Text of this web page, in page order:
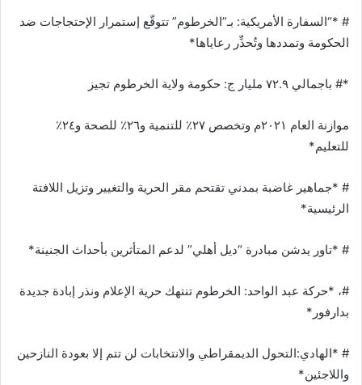
# *“السفارة الأمريكية: بـ”الخرطوم” تتوقّع إستمرار الإحتجاجات ضد
الحكومة وتمددها وتُحذِّر رعاياها*
*# باجمالي ٧٢.٩ مليار ج: حكومة ولاية الخرطوم تجيز
موازنة العام ٢٠٢١م وتخصص ٢٧٪ للتنمية و٢٦٪ للصحة و٢٤٪
للتعليم*
# *جماهير غاضبة بمدني تقتحم مقر الحرية والتغيير وتزيل اللافتة
الرئيسية*
# *تاور يدشن مبادرة “ديل أهلي” لدعم المتأثرين بأحداث الجنينة*
#، *حركة عبد الواحد: الخرطوم تنتهك حرية الإعلام ونذر إبادة جديدة
بدارفور*
# *الهادي:التحول الديمقراطي والانتخابات لن تتم إلا بعودة النازحين
واللاجئين*